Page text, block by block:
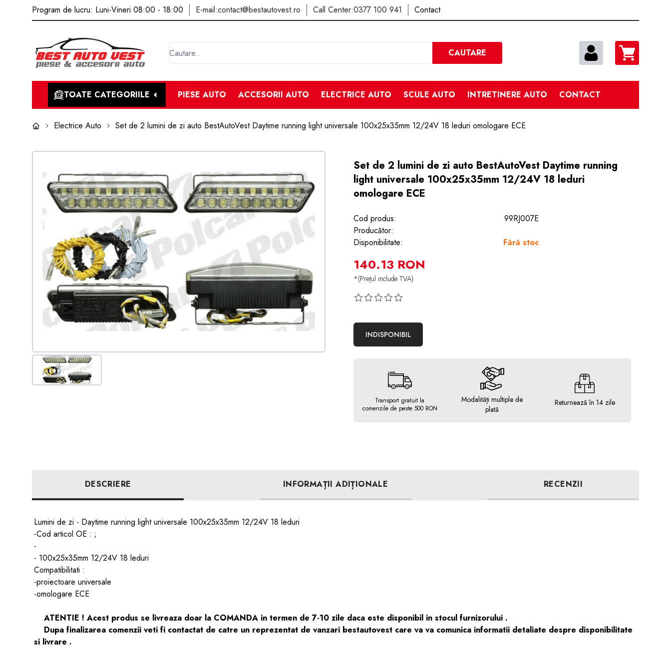
Program de lucru: Luni-Vineri 08:00 - 18:00 E-mail:contact@bestautovest.ro Call Center:0377 100 941 Contact
Cautare
CAUTARE
TOATE CATEGORIILE PIESE AUTO ACCESORII AUTO ELECTRICE AUTO SCULE AUTO INTRETINERE AUTO CONTACT
Electrice Auto Set de 2 lumini de zi auto BestAutoVest Daytime running light universale 100x25x35mm 12/24V 18 leduri omologare ECE
Set de 2 lumini de zi auto BestAutoVest Daytime running
light universale 100x25x35mm 12/24V 18 leduri
omologare ECE
Cod produs:
99RJ007E
Producător:
Disponibilitate:
Fără stoc
140.13 RON
*(Prețul include TVA)
INDISPONIBIL
Transport gratuit la
comenzile de peste 500 RON
Modalități multiple de
plată
Returnează în 14 zile
DESCRIERE INFORMAȚII ADIȚIONALE RECENZII
Lumini de zi - Daytime running light universale 100x25x35mm 12/24V 18 leduri
-Cod articol OE : ;
-
- 100x25x35mm 12/24V 18 leduri
Compatibilitati :
-proiectoare universale
-omologare ECE
ATENTIE ! Acest produs se livreaza doar la COMANDA in termen de 7-10 zile daca este disponibil in stocul furnizorului .
Dupa finalizarea comenzii veti fi contactat de catre un reprezentat de vanzari bestautovest care va va comunica informatii detaliate despre disponibilitate
si livrare .